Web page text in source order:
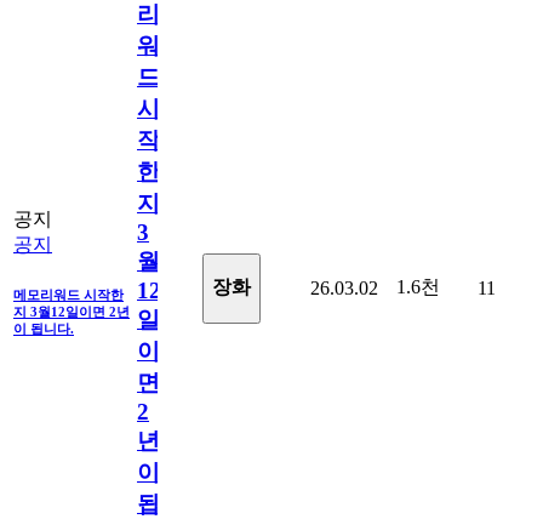
공지
공지
메모리워드 시작한
지 3월12일이면 2년
이 됩니다.
리
워
드
시
작
한
지
3
월
12
일
이
면
2
년
이
됩
장화 26.03.02 1.6천 11